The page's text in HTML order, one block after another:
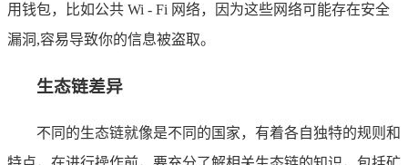
用钱包，比如公共 Wi - Fi 网络，因为这些网络可能存在安全
漏洞,容易导致你的信息被盗取。
生态链差异
不同的生态链就像是不同的国家，有着各自独特的规则和